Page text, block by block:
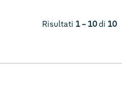
Risultati 1 – 10di 10